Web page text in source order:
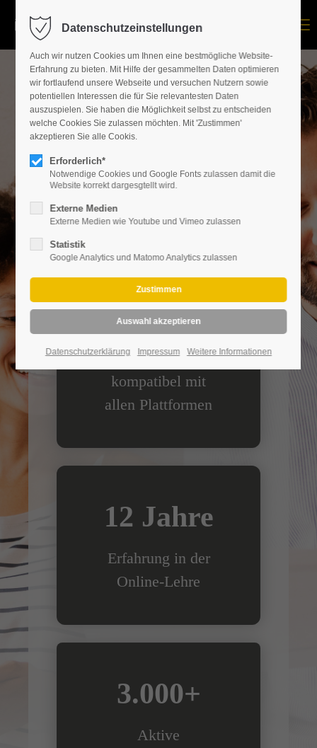
Werde zur
Führungskraft!
Mit einem Studium
an der Steinbeis
100%
kompatibel mit
allen Plattformen
12 Jahre
Erfahrung in der
Online-Lehre
3.000+
Aktive
Datenschutzeinstellungen
Auch wir nutzen Cookies um Ihnen eine bestmögliche Website-
Erfahrung zu bieten. Mit Hilfe der gesammelten Daten optimieren
wir fortlaufend unsere Webseite und versuchen Nutzern sowie
potentiellen Interessen die für Sie relevantesten Daten
auszuspielen. Sie haben die Möglichkeit selbst zu entscheiden
welche Cookies Sie zulassen möchten. Mit 'Zustimmen'
akzeptieren Sie alle Cookis.
Erforderlich*
Notwendige Cookies und Google Fonts zulassen damit die
Website korrekt dargesgtellt wird.
Externe Medien
Externe Medien wie Youtube und Vimeo zulassen
Statistik
Google Analytics und Matomo Analytics zulassen
Datenschutzerklärung Impressum Weitere Informationen